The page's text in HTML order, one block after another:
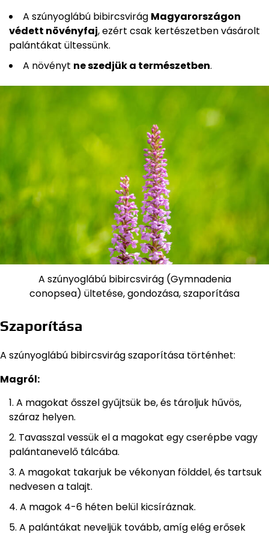
A szúnyoglábú bibircsvirág Magyarországon
védett növényfaj, ezért csak kertészetben vásárolt
palántákat ültessünk.
A növényt ne szedjük a természetben.
A szúnyoglábú bibircsvirág (Gymnadenia
conopsea) ültetése, gondozása, szaporítása
Szaporítása
A szúnyoglábú bibircsvirág szaporítása történhet:
Magról:
A magokat ősszel gyűjtsük be, és tároljuk hűvös,
száraz helyen.
Tavasszal vessük el a magokat egy cserépbe vagy
palántanevelő tálcába.
A magokat takarjuk be vékonyan földdel, és tartsuk
nedvesen a talajt.
A magok 4-6 héten belül kicsíráznak.
A palántákat neveljük tovább, amíg elég erősek